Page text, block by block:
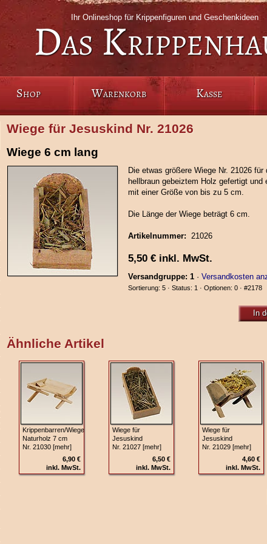
Ihr Onlineshop für Krippenfiguren und Geschenkideen
Das
Shop Warenkorb Kasse
Wiege für Jesuskind Nr. 21026
Wiege 6 cm lang
Die etwas größere Wiege Nr. 21026
hellbraun gebeiztem Holz gefertigt
mit einer Größe von bis zu 5 cm.
Die Länge der Wiege beträgt 6 cm.
Artikelnummer: 21026
5,50 €inkl. MwSt.
Versandgruppe: 1· Versandkosten
Sortierung: 5 · Status: 1 · Optionen: 0 · #2178
In
Ähnliche Artikel
Krippenbarren/Wiege
Naturholz 7 cm
Nr. 21030 [mehr]
6,90 €
inkl. MwSt.
Wiege für
Jesuskind
Nr. 21027 [mehr]
6,50 €
inkl. MwSt.
Wiege für
Jesuskind
Nr. 21029 [mehr]
4,60 €
inkl. MwSt.